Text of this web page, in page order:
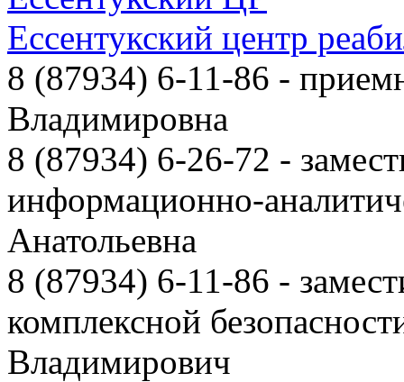
Ессентукский центр
8 (87934) 6-11-86 -
Владимировна
8 (87934) 6-26-72 -
информационно-
Анатольевна
8 (87934) 6-11-86 -
комплексной
Владимирович